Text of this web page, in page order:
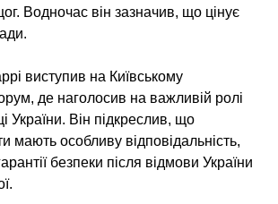
Водночас він зазначив, що цінує
виступив на Київському
де наголосив на важливій ролі
України. Він підкреслив, що
мають особливу відповідальність,
безпеки після відмови України